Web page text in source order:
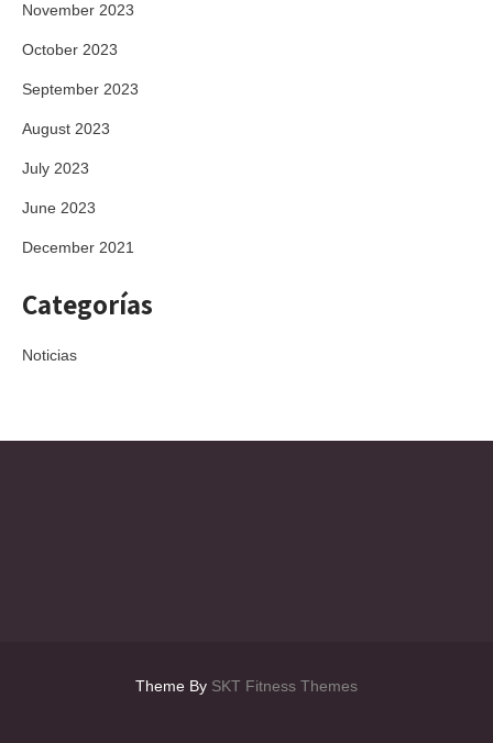
November 2023
October 2023
September 2023
August 2023
July 2023
June 2023
December 2021
Categorías
Noticias
Theme By SKT Fitness Themes